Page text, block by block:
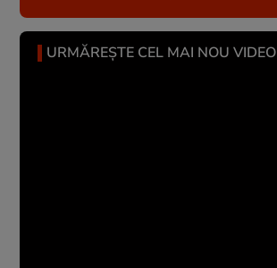
URMĂREȘTE CEL MAI NOU VIDEO